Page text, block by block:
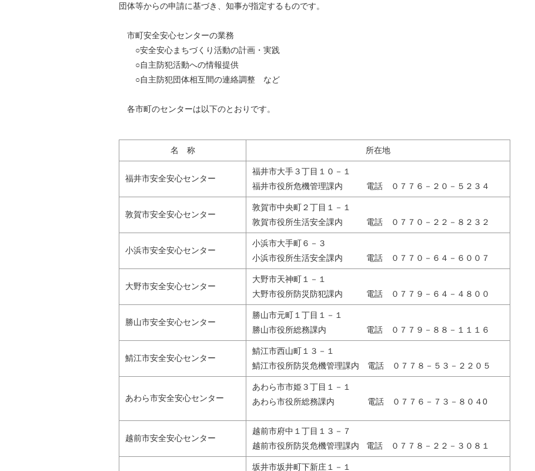
自然
団体等からの申請に基づき、知事が指定するものです。
市町安全安心センターの業務
○安全安心まちづくり活動の計画・実践
○自主防犯活動への情報提供
○自主防犯団体相互間の連絡調整 など
各市町のセンターは以下のとおりです。
名 称 所在地
福井市安全安心センター
福井市大手３丁目１０－１
福井市役所危機管理課内 電話 ０７７６－２０－５２３４
敦賀市安全安心センター
敦賀市中央町２丁目１－１
敦賀市役所生活安全課内 電話 ０７７０－２２－８２３２
小浜市安全安心センター
小浜市大手町６－３
小浜市役所生活安全課内 電話 ０７７０－６４－６００７
大野市安全安心センター
大野市天神町１－１
大野市役所防災防犯課内 電話 ０７７９－６４－４８００
勝山市安全安心センター
勝山市元町１丁目１－１
勝山市役所総務課内 電話 ０７７９－８８－１１１６
鯖江市安全安心センター
鯖江市西山町１３－１
鯖江市役所防災危機管理課内 電話 ０７７８－５３－２２０５
あわら市安全安心センター
あわら市市姫３丁目１－１
あわら市役所総務課内 電話 ０７７６－７３－８０４0
越前市安全安心センター
越前市府中１丁目１３－７
越前市役所防災危機管理課内 電話 ０７７８－２２－３０８１
坂井市坂井町下新庄１－１